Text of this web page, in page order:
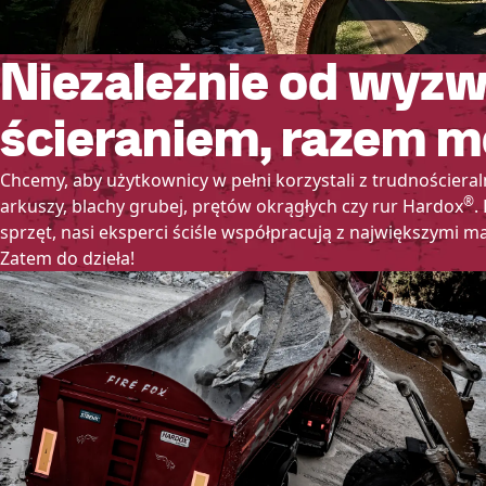
Niezależnie od
ścieraniem, razem
Chcemy, aby użytkownicy w pełni korzystali z
arkuszy, blachy grubej, prętów okrągłych czy rur Hardox®.
sprzęt, nasi eksperci ściśle współpracują z największymi
Zatem do dzieła!